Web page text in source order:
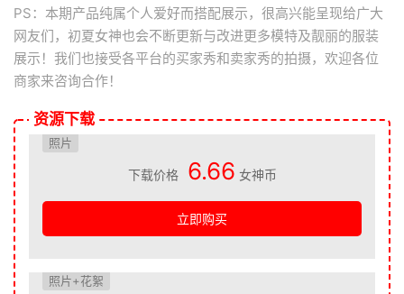
PS：本期产品纯属个人爱好而搭配展示，很高兴能呈现给广大
网友们，初夏女神也会不断更新与改进更多模特及靓丽的服装
展示！我们也接受各平台的买家秀和卖家秀的拍摄，欢迎各位
商家来咨询合作！
资源下载
照片
下载价格 6.66 女神币
立即购买
照片+花絮